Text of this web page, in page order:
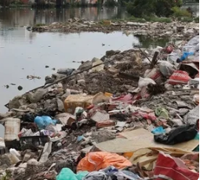
Cup 2026: Cơ hội
tuyển Việt Nam